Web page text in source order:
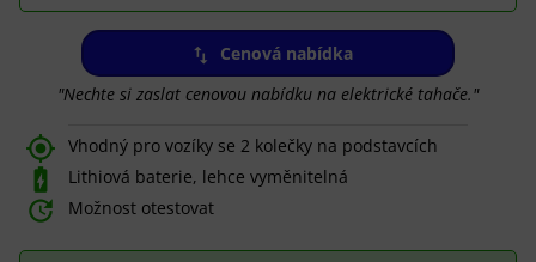
Cenová nabídka
"Nechte si zaslat cenovou nabídku na elektrické tahače."
 Vhodný pro vozíky se 2 kolečky na podstavcích
 Lithiová baterie, lehce vyměnitelná
 Možnost otestovat